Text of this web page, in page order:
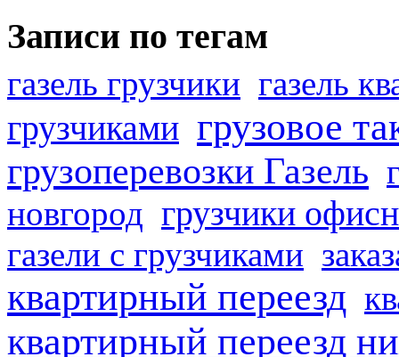
Записи по тегам
газель грузчики газель
грузчиками грузовое
грузоперевозки Газель
новгород грузчики
газели с грузчиками
квартирный переезд
квартирный переезд